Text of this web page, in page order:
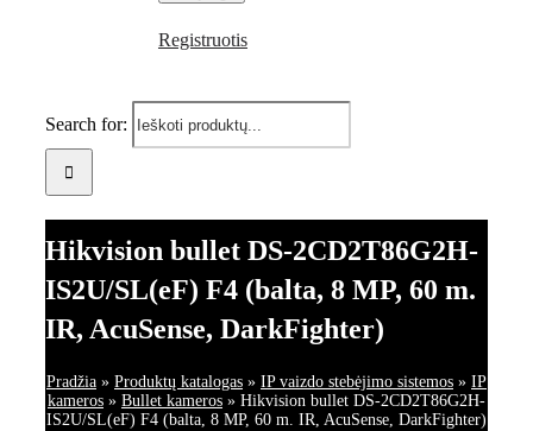
Registruotis
Search for:
Hikvision bullet DS-2CD2T86G2H-
IS2U/SL(eF) F4 (balta, 8 MP, 60 m.
IR, AcuSense, DarkFighter)
Pradžia » Produktų katalogas » IP vaizdo stebėjimo sistemos » IP
kameros » Bullet kameros » Hikvision bullet DS-2CD2T86G2H-
IS2U/SL(eF) F4 (balta, 8 MP, 60 m. IR, AcuSense, DarkFighter)